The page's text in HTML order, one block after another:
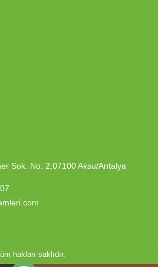
Sok. No: 2,07100 Aksu/Antalya
hakları saklıdır.